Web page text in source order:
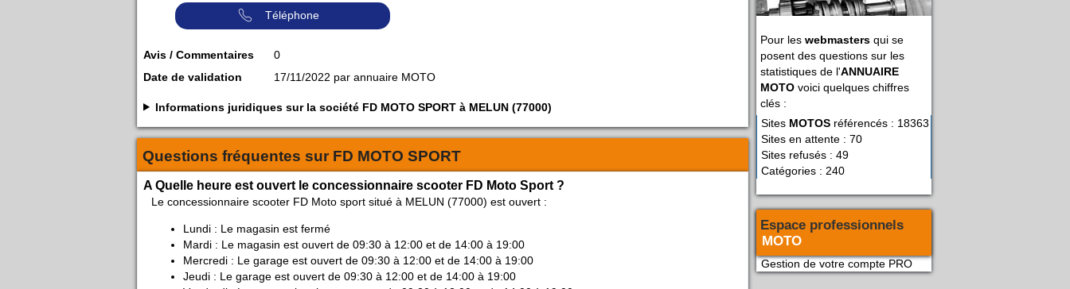
Pour les webmasters qui se
posent des questions sur les
statistiques de l'ANNUAIRE
MOTO voici quelques chiffres
clés :
Sites MOTOS référencés : 18363
Sites en attente : 70
Sites refusés : 49
Catégories : 240
Espace professionnels
MOTO
Gestion de votre compte PRO
Téléphone
Avis / Commentaires
0
Date de validation
17/11/2022 par annuaire MOTO
Informations juridiques sur la société FD MOTO SPORT à MELUN (77000)
Questions fréquentes sur FD MOTO SPORT
A Quelle heure est ouvert le concessionnaire scooter FD Moto Sport ?
Le concessionnaire scooter FD Moto sport situé à MELUN (77000) est ouvert :
Lundi : Le magasin est fermé
Mardi : Le magasin est ouvert de 09:30 à 12:00 et de 14:00 à 19:00
Mercredi : Le garage est ouvert de 09:30 à 12:00 et de 14:00 à 19:00
Jeudi : Le garage est ouvert de 09:30 à 12:00 et de 14:00 à 19:00